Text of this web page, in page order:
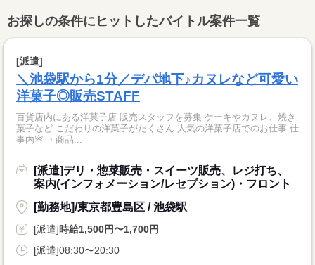
お探しの条件にヒットしたバイトル案件一覧
[派遣]
＼池袋駅から1分／デパ地下♪カヌレなど可愛い
洋菓子◎販売STAFF
百貨店内にある洋菓子店 販売スタッフを募集 ケーキやカヌレ、焼き
菓子など こだわりの洋菓子がたくさん 人気の洋菓子店でのお仕事 仕
事内容 ・商品...
[派遣]デリ・惣菜販売・スイーツ販売、レジ打ち、
案内(インフォメーション/レセプション)・フロント
[勤務地]/東京都豊島区 / 池袋駅
[派遣]時給1,500円〜1,700円
[派遣]08:30〜20:30